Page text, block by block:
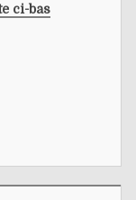
ci-bas